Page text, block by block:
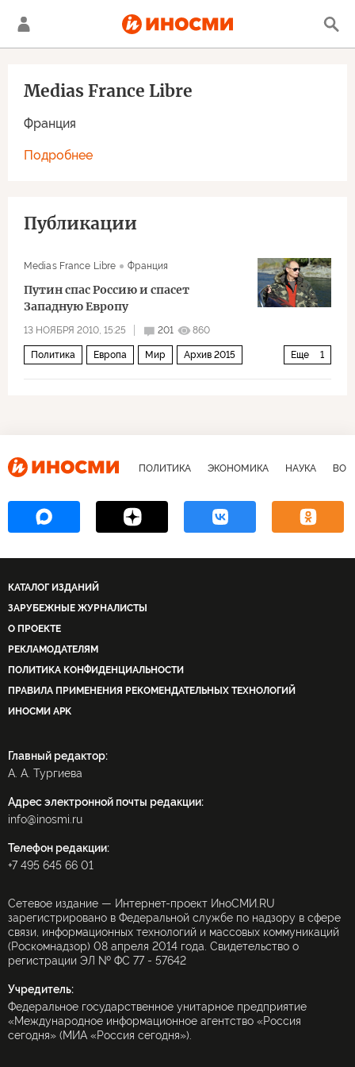
Франция
Medias France Libre
Подробнее
Публикации
Medias France Libre Франция
Путин спас Россию и спасет
Западную Европу
13 НОЯБРЯ 2010, 15:25 201 860
Еще 1
Политика Европа Мир Архив 2015
ПОЛИТИКА ЭКОНОМИКА НАУКА
КАТАЛОГ ИЗДАНИЙ
ЗАРУБЕЖНЫЕ ЖУРНАЛИСТЫ
О ПРОЕКТЕ
РЕКЛАМОДАТЕЛЯМ
ПОЛИТИКА КОНФИДЕНЦИАЛЬНОСТИ
ПРАВИЛА ПРИМЕНЕНИЯ РЕКОМЕНДАТЕЛЬНЫХ ТЕХНОЛОГИЙ
ИНОСМИ APK
Главный редактор:
А. А. Тургиева
Адрес электронной почты редакции:
info@inosmi.ru
Телефон редакции:
+7 495 645 66 01
Сетевое издание — Интернет-проект ИноСМИ.RU
зарегистрировано в Федеральной службе по надзору в сфере
связи, информационных технологий и массовых коммуникаций
(Роскомнадзор) 08 апреля 2014 года. Свидетельство о
регистрации ЭЛ № ФС 77 - 57642
Учредитель:
Федеральное государственное унитарное предприятие
«Международное информационное агентство «Россия
сегодня» (МИА «Россия сегодня»).